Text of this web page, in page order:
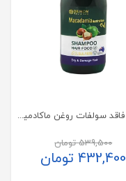
شامپو فاقد سولفات روغن ماکادمیا دیلمون موی خشک و آسیب دیده
539,500تومان
432,400تومان